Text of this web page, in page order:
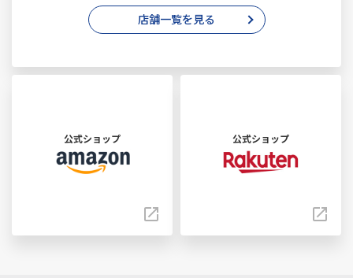
店舗一覧を見る
公式ショップ 公式ショップ